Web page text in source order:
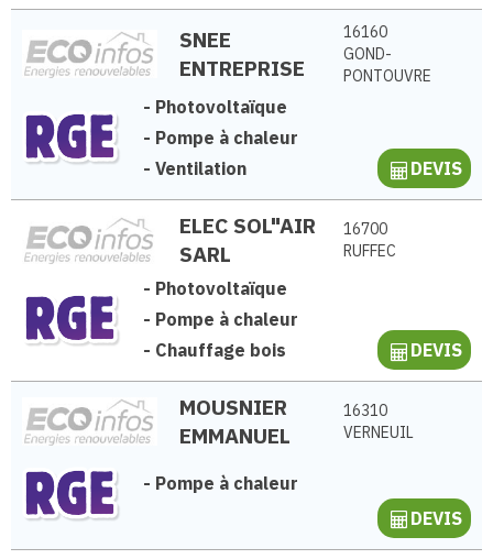
SNEE
ENTREPRISE
16160
GOND-
PONTOUVRE
- Photovoltaïque
- Pompe à chaleur
- Ventilation DEVIS
ELEC SOL"AIR
SARL
16700
RUFFEC
- Photovoltaïque
- Pompe à chaleur
- Chauffage bois DEVIS
MOUSNIER
EMMANUEL
16310
VERNEUIL
- Pompe à chaleur
DEVIS